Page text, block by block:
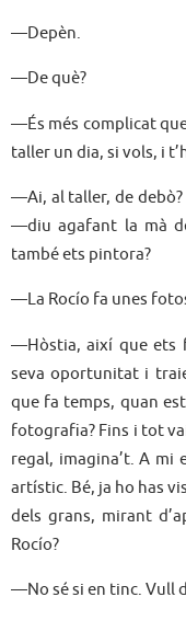
—Depèn.
—De què?
—És més complicat
taller un dia, si vols, i
—Ai, al taller, de debò?
—diu agafant la mà
també ets pintora?
—La Rocío fa unes
—Hòstia, així que ets
seva oportunitat i
que fa temps, quan
fotografia? Fins i tot
regal, imagina’t. A mi
artístic. Bé, ja ho has
dels grans, mirant
Rocío?
—No sé si en tinc. Vull